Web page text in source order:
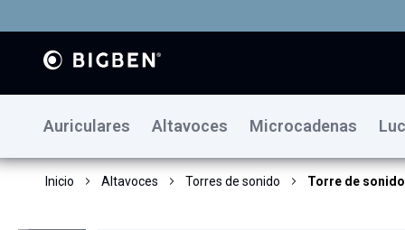
Auriculares Altavoces Microcadenas
Inicio Altavoces Torres de sonido Torre de